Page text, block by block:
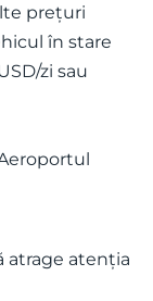
prețuri
în stare
zi sau
atrage atenția